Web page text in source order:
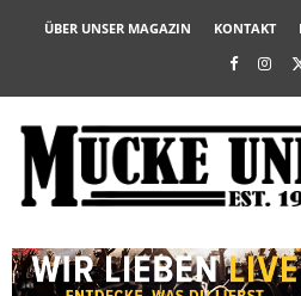
ÜBER UNSER MAGAZIN KONTAKT